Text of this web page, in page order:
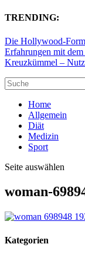
TRENDING:
Die Hollywood-
Erfahrungen mit
Kreuzkümmel –
Home
Allgemein
Diät
Medizin
Sport
Seite auswählen
woman-
Kategorien